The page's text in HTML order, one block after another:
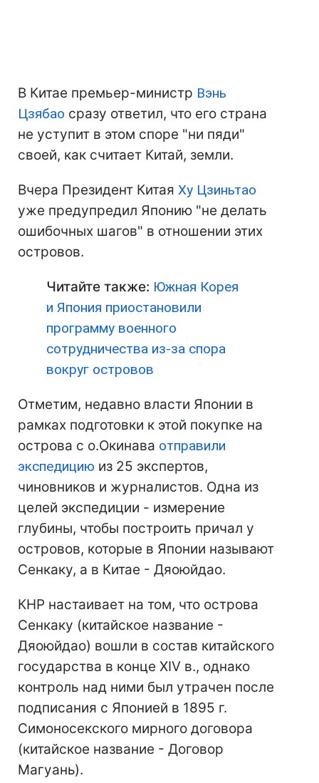
В Китае премьер-министр Вэнь
Цзябао сразу ответил, что его страна
не уступит в этом споре "ни пяди"
своей, как считает Китай, земли.
Вчера Президент Китая Ху Цзиньтао
уже предупредил Японию "не делать
ошибочных шагов" в отношении этих
островов.
Читайте также: Южная Корея
и Япония приостановили
программу военного
сотрудничества из-за спора
вокруг островов
Отметим, недавно власти Японии в
рамках подготовки к этой покупке на
острова с о.Окинава отправили
экспедицию из 25 экспертов,
чиновников и журналистов. Одна из
целей экспедиции - измерение
глубины, чтобы построить причал у
островов, которые в Японии называют
Сенкаку, а в Китае - Дяоюйдао.
КНР настаивает на том, что острова
Сенкаку (китайское название -
Дяоюйдао) вошли в состав китайского
государства в конце XIV в., однако
контроль над ними был утрачен после
подписания с Японией в 1895 г.
Симоносекского мирного договора
(китайское название - Договор
Магуань).